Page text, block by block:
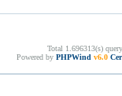
Total 1.696313(s)
Powered by PHPWind v6.0